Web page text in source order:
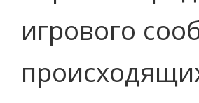
игрового